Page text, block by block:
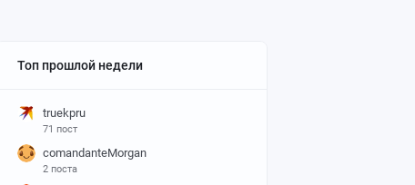
Топ прошлой недели
truekpru
71 пост
comandanteMorgan
2 поста